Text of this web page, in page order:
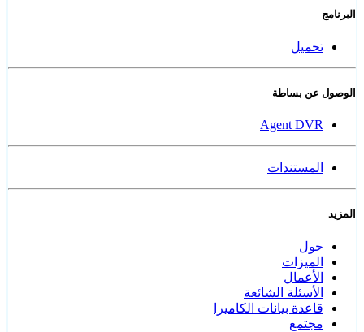
البرنامج
تحميل
الوصول عن بساطة
Agent DVR
المستندات
المزيد
حول
الميزات
الأعمال
الأسئلة الشائعة
قاعدة بيانات الكاميرا
مجتمع